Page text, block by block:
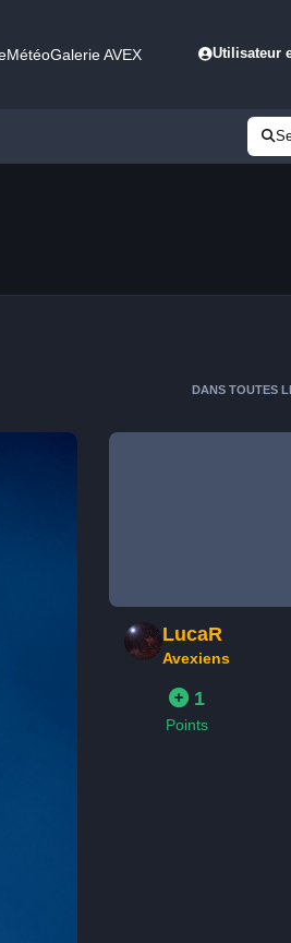
MétéoGalerie AVEX Utilisateur
DANS TOUTES
LucaR
Avexiens
1
Points